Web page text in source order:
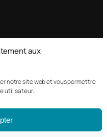
aux
notre site web et vous permettre
utilisateur.